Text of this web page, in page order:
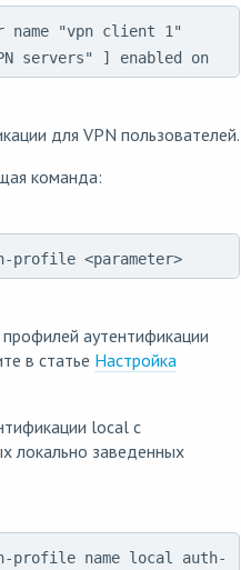
name "vpn client 1"
servers" ] enabled on
для VPN пользователей.
команда:
profile <parameter>
аутентификации
в статье Настройка
local с
локально заведенных
profile name local auth-